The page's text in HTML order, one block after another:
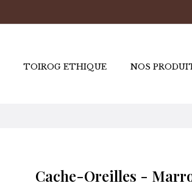
TOIROG ETHIQUE NOS
Cache-Oreilles -